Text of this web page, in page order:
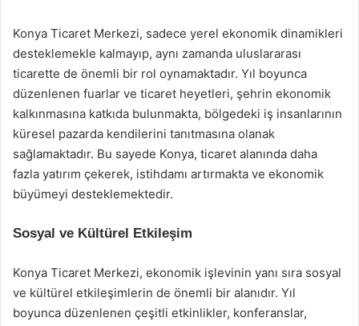
Konya Ticaret Merkezi, sadece yerel ekonomik dinamikleri
desteklemekle kalmayıp, aynı zamanda uluslararası
ticarette de önemli bir rol oynamaktadır. Yıl boyunca
düzenlenen fuarlar ve ticaret heyetleri, şehrin ekonomik
kalkınmasına katkıda bulunmakta, bölgedeki iş insanlarının
küresel pazarda kendilerini tanıtmasına olanak
sağlamaktadır. Bu sayede Konya, ticaret alanında daha
fazla yatırım çekerek, istihdamı artırmakta ve ekonomik
büyümeyi desteklemektedir.
Sosyal ve Kültürel Etkileşim
Konya Ticaret Merkezi, ekonomik işlevinin yanı sıra sosyal
ve kültürel etkileşimlerin de önemli bir alanıdır. Yıl
boyunca düzenlenen çeşitli etkinlikler, konferanslar,